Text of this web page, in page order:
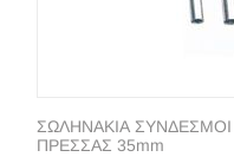
ΣΩΛΗΝΑΚΙΑ ΣΥΝΔΕΣΜΟΙ
ΠΡΕΣΣΑΣ 35mm